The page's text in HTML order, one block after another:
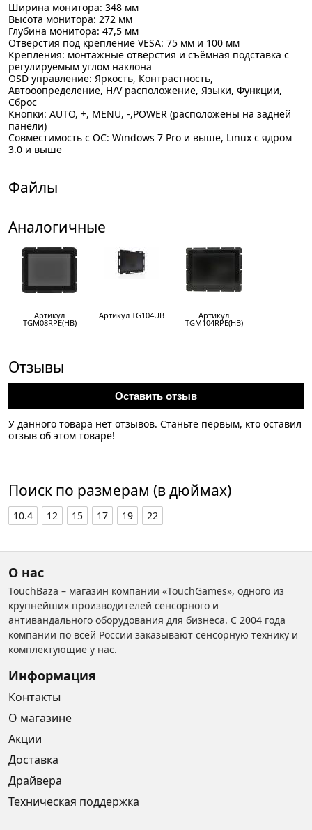
Ширина монитора: 348 мм
Высота монитора: 272 мм
Глубина монитора: 47,5 мм
Отверстия под крепление VESA: 75 мм и 100 мм
Крепления: монтажные отверстия и съёмная подставка с
регулируемым углом наклона
OSD управление: Яркость, Контрастность,
Автооопределение, H/V расположение, Языки, Функции,
Сброс
Кнопки: AUTO, +, MENU, -,POWER (расположены на задней
панели)
Совместимость с ОС: Windows 7 Pro и выше, Linux с ядром
3.0 и выше
Файлы
Аналогичные
Артикул
TGM08RPE(HB)
Артикул TG104UB Артикул
TGM104RPE(HB)
Отзывы
Оставить отзыв
У данного товара нет отзывов. Станьте первым, кто оставил
отзыв об этом товаре!
Поиск по размерам (в дюймах)
10.4 12 15 17 19 22
О нас
TouchBaza – магазин компании «TouchGames», одного из
крупнейших производителей сенсорного и
антивандального оборудования для бизнеса. С 2004 года
компании по всей России заказывают сенсорную технику и
комплектующие у нас.
Информация
Контакты
О магазине
Акции
Доставка
Драйвера
Техническая поддержка